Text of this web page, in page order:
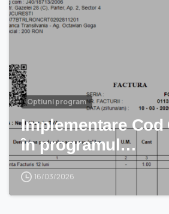
Optiuni program
Implementare Cod
în programul…
16/03/2026